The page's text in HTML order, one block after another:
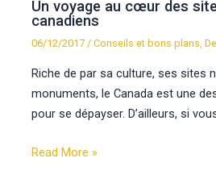
Un voyage au cœur des
canadiens
06/12/2017/Conseils et bons plans,
Riche de par sa culture, ses sites
monuments, le Canada est une
pour se dépayser. D’ailleurs, si
Read More »